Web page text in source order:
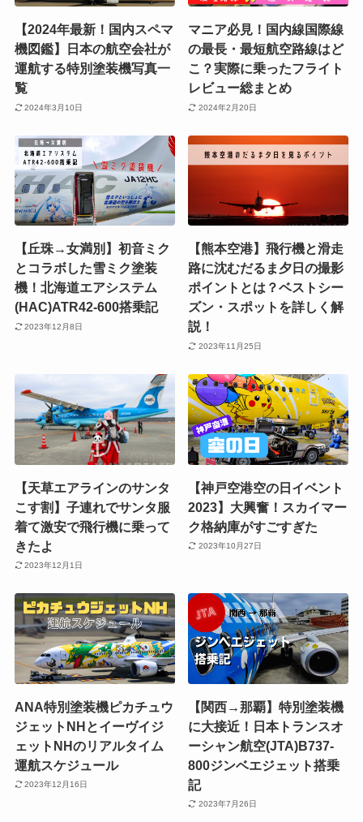
【2024年最新！国内スペマ
機図鑑】日本の航空会社が
運航する特別塗装機写真一
覧
2024年3月10日
マニア必見！国内線国際線
の最長・最短航空路線はど
こ？実際に乗ったフライト
レビュー総まとめ
2024年2月20日
【丘珠→女満別】初音ミク
とコラボした雪ミク塗装
機！北海道エアシステム
(HAC)ATR42-600搭乗記
2023年12月8日
【熊本空港】飛行機と滑走
路に沈むだるま夕日の撮影
ポイントとは？ベストシー
ズン・スポットを詳しく解
説！
2023年11月25日
【天草エアラインのサンタ
こす割】子連れでサンタ服
着て激安で飛行機に乗って
きたよ
2023年12月1日
【神戸空港空の日イベント
2023】大興奮！スカイマー
ク格納庫がすごすぎた
2023年10月27日
ANA特別塗装機ピカチュウ
ジェットNHとイーヴイジ
ェットNHのリアルタイム
運航スケジュール
2023年12月16日
【関西→那覇】特別塗装機
に大接近！日本トランスオ
ーシャン航空(JTA)B737-
800ジンベエジェット搭乗
記
2023年7月26日